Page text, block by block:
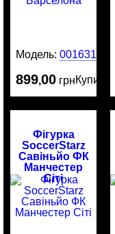
Модель:0016313
899,00 грнКупити
Фігурка
SoccerStarz
Савіньйо ФК
Манчестер
Сіті